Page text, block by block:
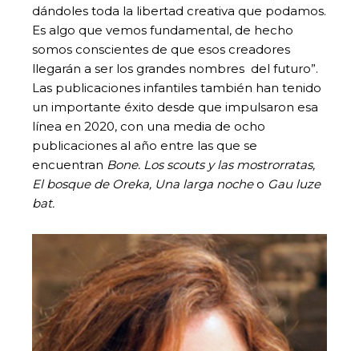
dándoles toda la libertad creativa que podamos.
Es algo que vemos fundamental, de hecho
somos conscientes de que esos creadores
llegarán a ser los grandes nombres del futuro”.
Las publicaciones infantiles también han tenido
un importante éxito desde que impulsaron esa
línea en 2020, con una media de ocho
publicaciones al año entre las que se
encuentran Bone. Los scouts y las mostrorratas,
El bosque de Oreka, Una larga noche o Gau luze
bat.